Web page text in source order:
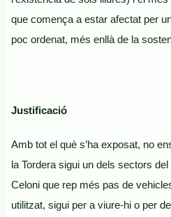
que comença a estar afectat per
poc ordenat, més enllà de la
Justificació
Amb tot el què s’ha exposat, no
la Tordera sigui un dels sectors
Celoni que rep més pas de
utilitzat, sigui per a viure-hi o per